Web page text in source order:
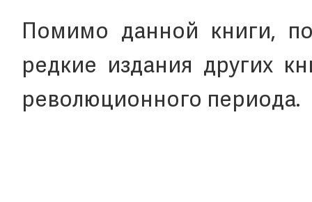
Помимо данной книги,
редкие издания других
революционного периода.